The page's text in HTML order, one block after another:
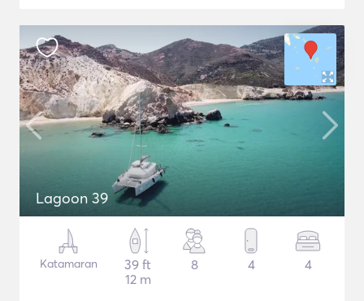
Lagoon 39
Katamaran
39 ft
12 m
8 4 4